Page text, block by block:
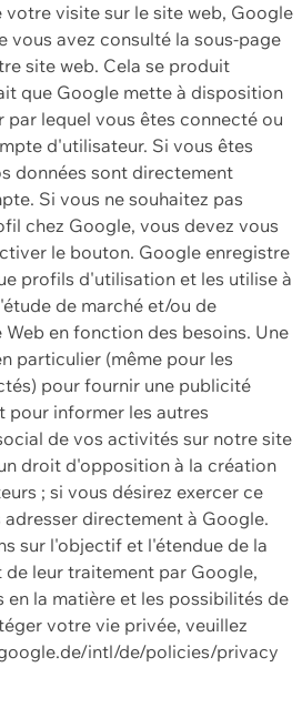
visite sur le site web, Google
vous avez consulté la sous-page
site web. Cela se produit
que Google mette à disposition
lequel vous êtes connecté ou
d'utilisateur. Si vous êtes
données sont directement
Si vous ne souhaitez pas
chez Google, vous devez vous
le bouton. Google enregistre
profils d'utilisation et les utilise à
de marché et/ou de
en fonction des besoins. Une
particulier (même pour les
pour fournir une publicité
pour informer les autres
de vos activités sur notre site
droit d'opposition à la création
; si vous désirez exercer ce
directement à Google.
sur l'objectif et l'étendue de la
leur traitement par Google,
en la matière et les possibilités de
votre vie privée, veuillez
intl/de/policies/privacy